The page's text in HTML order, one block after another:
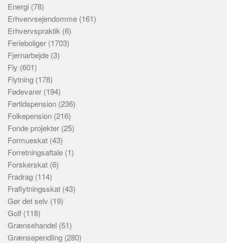
Energi (78)
Erhvervsejendomme (161)
Erhvervspraktik (6)
Ferieboliger (1703)
Fjernarbejde (3)
Fly (601)
Flytning (178)
Fødevarer (194)
Førtidspension (236)
Folkepension (216)
Fonde projekter (25)
Formueskat (43)
Forretningsaftale (1)
Forskerskat (6)
Fradrag (114)
Fraflytningsskat (43)
Gør det selv (19)
Golf (118)
Grænsehandel (51)
Grænsependling (280)